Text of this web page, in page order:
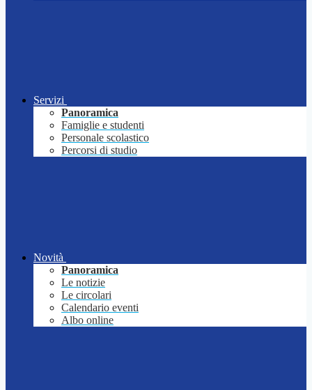
Servizi
Panoramica
Famiglie e studenti
Personale scolastico
Percorsi di studio
Novità
Panoramica
Le notizie
Le circolari
Calendario eventi
Albo online